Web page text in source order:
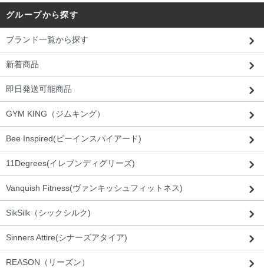
グループから探す
ブランド一覧から探す
新着商品
即日発送可能商品
GYM KING（ジムキング）
Bee Inspired(ビーインスパイアード)
11Degrees(イレブンディグリーズ)
Vanquish Fitness(ヴァンキッシュフィットネス)
SikSilk（シックシルク)
Sinners Attire(シナーズアタイア)
REASON（リーズン）